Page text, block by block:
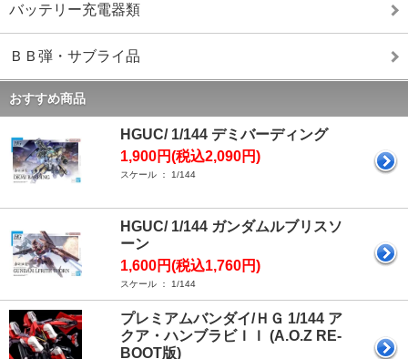
バッテリー充電器類
ＢＢ弾・サブライ品
おすすめ商品
HGUC/ 1/144 デミバーディング
1,900円(税込2,090円)
スケール ： 1/144
HGUC/ 1/144 ガンダムルブリスソ
ーン
1,600円(税込1,760円)
スケール ： 1/144
プレミアムバンダイ/ＨＧ 1/144 ア
クア・ハンブラビＩＩ (A.O.Z RE-
BOOT版)